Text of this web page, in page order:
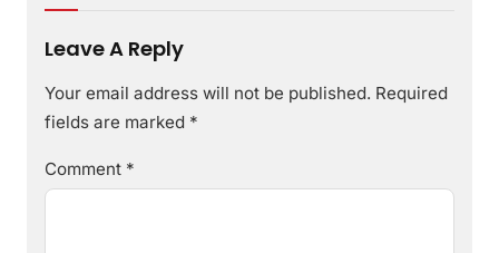
Leave A Reply
Your email address will not be published. Required
fields are marked *
Comment *